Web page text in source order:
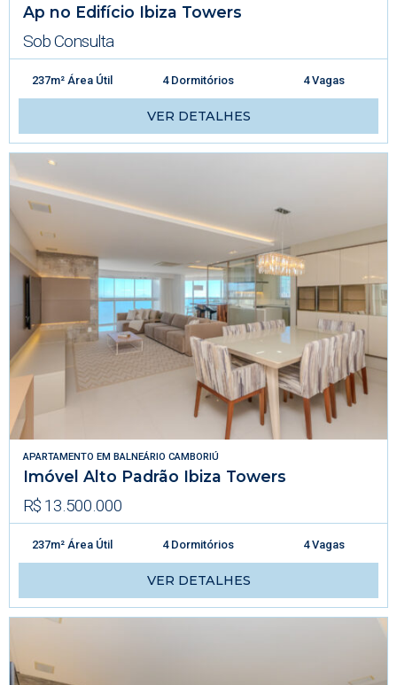
Ap no Edifício Ibiza Towers
Sob Consulta
237m² Área Útil 4 Dormitórios 4 Vagas
VER DETALHES
APARTAMENTO EM BALNEÁRIO CAMBORIÚ
Imóvel Alto Padrão Ibiza Towers
R$ 13.500.000
237m² Área Útil 4 Dormitórios 4 Vagas
VER DETALHES